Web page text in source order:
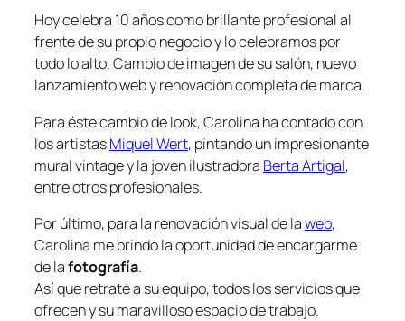
Hoy celebra 10 años como brillante profesional al
frente de su propio negocio y lo celebramos por
todo lo alto. Cambio de imagen de su salón, nuevo
lanzamiento web y renovación completa de marca.
Para éste cambio de look, Carolina ha contado con
los artistasMiquel Wert, pintando un impresionante
mural vintage y la joven ilustradora Berta Artigal,
entre otros profesionales.
Por último, para la renovación visual de laweb,
Carolina me brindó la oportunidad de encargarme
de lafotografía.
Así que retraté a su equipo, todos los servicios que
ofrecen y su maravilloso espacio de trabajo.